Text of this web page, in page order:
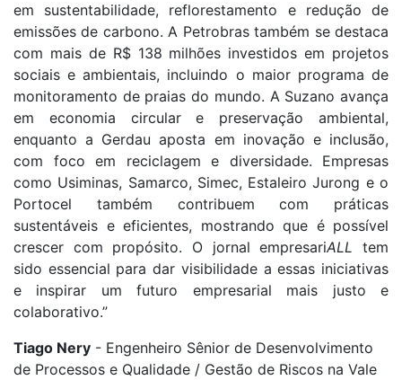
em sustentabilidade, reflorestamento e redução de
emissões de carbono. A Petrobras também se destaca
com mais de R$ 138 milhões investidos em projetos
sociais e ambientais, incluindo o maior programa de
monitoramento de praias do mundo. A Suzano avança
em economia circular e preservação ambiental,
enquanto a Gerdau aposta em inovação e inclusão,
com foco em reciclagem e diversidade. Empresas
como Usiminas, Samarco, Simec, Estaleiro Jurong e o
Portocel também contribuem com práticas
sustentáveis e eficientes, mostrando que é possível
crescer com propósito. O jornal empresariALL tem
sido essencial para dar visibilidade a essas iniciativas
e inspirar um futuro empresarial mais justo e
colaborativo.”
Tiago Nery - Engenheiro Sênior de Desenvolvimento
de Processos e Qualidade / Gestão de Riscos na Vale